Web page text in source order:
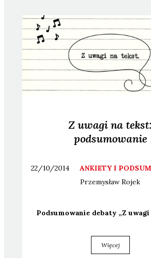
Z uwagi na tekst:
podsumowanie
22/10/2014
ANKIETY I
Przemysław Rojek
Pod­su­mo­wa­nie deba­ty „Z uwa­gi
Więcej